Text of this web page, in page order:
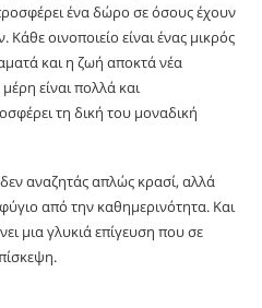
ένα δώρο σε όσους έχουν
οινοποιείο είναι ένας μικρός
και η ζωή αποκτά νέα
είναι πολλά και
τη δική του μοναδική
αναζητάς απλώς κρασί, αλλά
από την καθημερινότητα. Και
μια γλυκιά επίγευση που σε